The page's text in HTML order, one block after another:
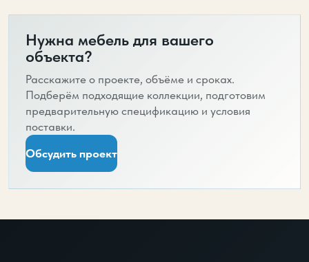
Нужна мебель для вашего
объекта?
Расскажите о проекте, объёме и сроках.
Подберём подходящие коллекции, подготовим
предварительную спецификацию и условия
поставки.
Обсудить проект